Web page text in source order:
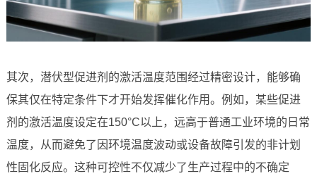
其次，潜伏型促进剂的激活温度范围经过精密设计，能够确
保其仅在特定条件下才开始发挥催化作用。例如，某些促进
剂的激活温度设定在150°C以上，远高于普通工业环境的日常
温度，从而避免了因环境温度波动或设备故障引发的非计划
性固化反应。这种可控性不仅减少了生产过程中的不确定